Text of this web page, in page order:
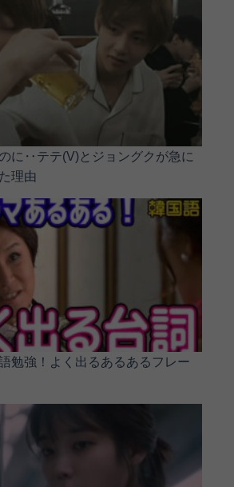
に‥テテ(V)とジョングクが急に
理由
勉強！よく出るあるあるフレー